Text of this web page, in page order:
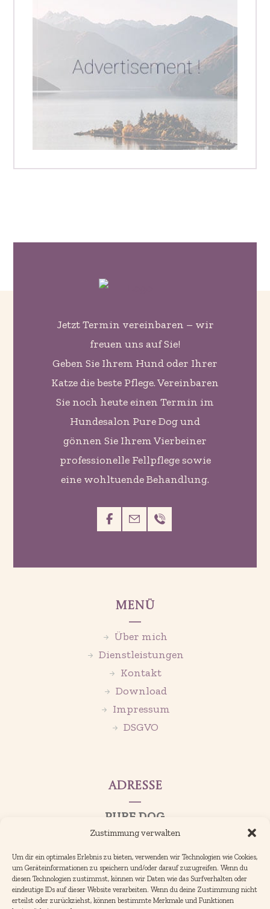
Zustimmung verwalten
Um dir ein optimales Erlebnis zu bieten, verwenden wir Technologien wie Cookies,
um Geräteinformationen zu speichern und/oder darauf zuzugreifen. Wenn du
diesen Technologien zustimmst, können wir Daten wie das Surfverhalten oder
eindeutige IDs auf dieser Website verarbeiten. Wenn du deine Zustimmung nicht
erteilst oder zurückziehst, können bestimmte Merkmale und Funktionen
Jetzt Termin vereinbaren – wir
freuen uns auf Sie!
Geben Sie Ihrem Hund oder Ihrer
Katze die beste Pflege. Vereinbaren
Sie noch heute einen Termin im
Hundesalon Pure Dog und
gönnen Sie Ihrem Vierbeiner
professionelle Fellpflege sowie
eine wohltuende Behandlung.
Menü
Über mich
Dienstleistungen
Kontakt
Download
Impressum
DSGVO
Adresse
PURE DOG
Grooming & Style
Johann-Fischer-Gasse 4
5280 Braunau am Inn
Österreich